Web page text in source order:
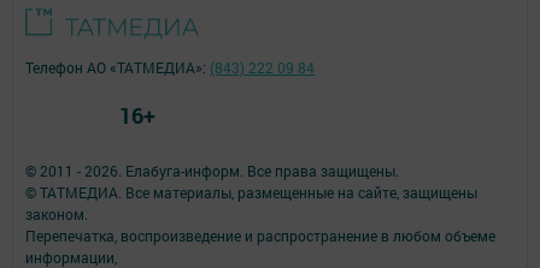
© 2011 - 2026. Елабуга-информ. Все права защищены.
© ТАТМЕДИА. Все материалы, размещенные на сайте, защищены
законом.
Перепечатка, воспроизведение и распространение в любом объеме
информации,
Телефон АО «ТАТМЕДИА»: (843) 222 09 84
16+